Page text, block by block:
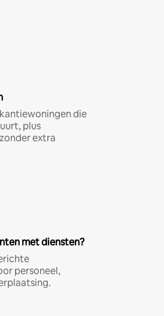
die
plus
extra
met diensten?
personeel,